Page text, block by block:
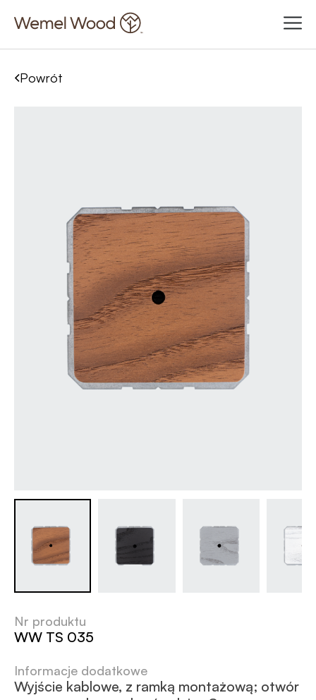
Powrót
Nr produktu
WW TS 035
Informacje dodatkowe
Wyjście kablowe, z ramką montażową; otwór